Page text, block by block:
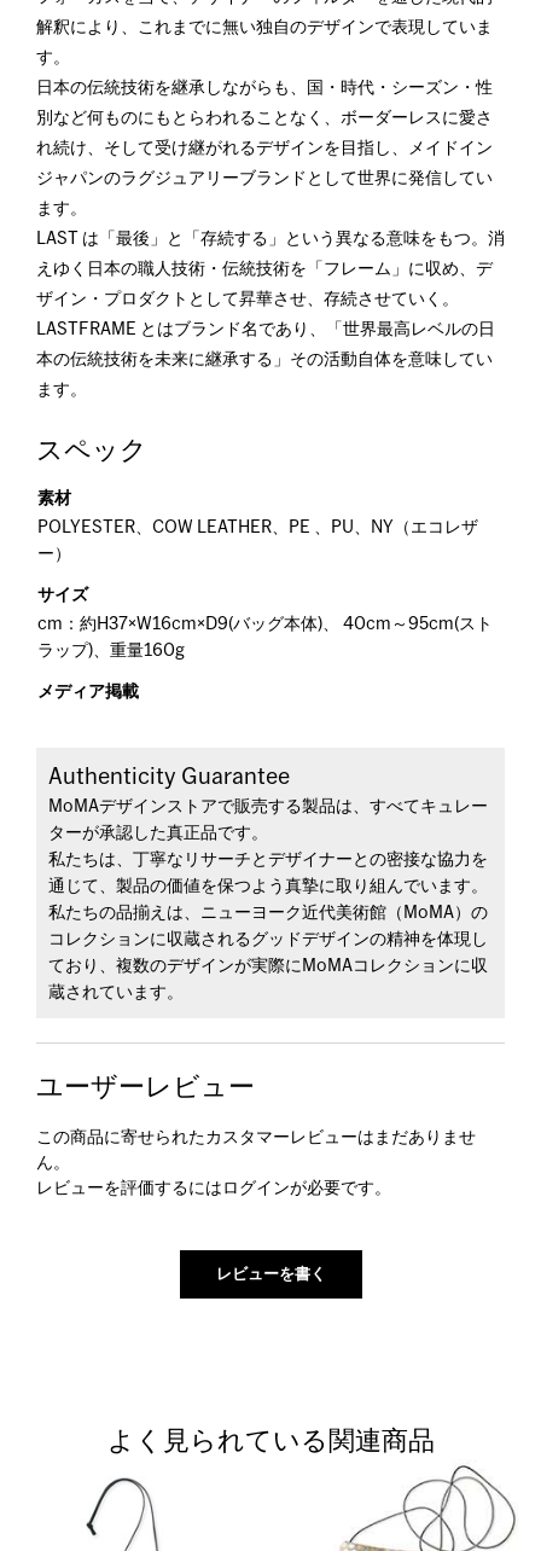
解釈により、これまでに無い独自のデザインで表現していま
す。
日本の伝統技術を継承しながらも、国・時代・シーズン・性
別など何ものにもとらわれることなく、ボーダーレスに愛さ
れ続け、そして受け継がれるデザインを目指し、メイドイン
ジャパンのラグジュアリーブランドとして世界に発信してい
ます。
LAST は「最後」と「存続する」という異なる意味をもつ。消
えゆく日本の職人技術・伝統技術を「フレーム」に収め、デ
ザイン・プロダクトとして昇華させ、存続させていく。
LASTFRAME とはブランド名であり、「世界最高レベルの日
本の伝統技術を未来に継承する」その活動自体を意味してい
ます。
スペック
素材
POLYESTER、COW LEATHER、PE 、PU、NY（エコレザ
ー）
サイズ
cm：約H37×W16cm×D9(バッグ本体)、 40cm～95cm(スト
ラップ)、重量160g
メディア掲載
Authenticity Guarantee
MoMAデザインストアで販売する製品は、すべてキュレー
ターが承認した真正品です。
私たちは、丁寧なリサーチとデザイナーとの密接な協力を
通じて、製品の価値を保つよう真摯に取り組んでいます。
私たちの品揃えは、ニューヨーク近代美術館（MoMA）の
コレクションに収蔵されるグッドデザインの精神を体現し
ており、複数のデザインが実際にMoMAコレクションに収
蔵されています。
ユーザーレビュー
この商品に寄せられたカスタマーレビューはまだありませ
ん。
レビューを評価するには ログインが必要です。
よく見られている関連商品